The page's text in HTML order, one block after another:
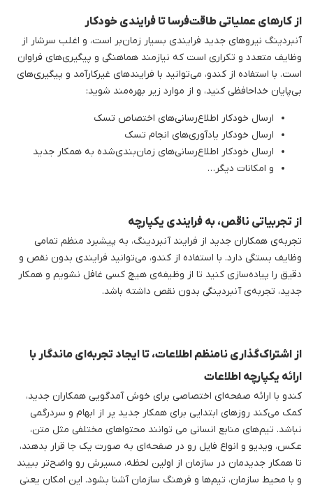
از کارهای عملیاتی طاقت‌فرسا تا فرایندی خودکار
آنبردینگ نیروهای جدید فرایندی بسیار زمان‌بر است، و اغلب سرشار از
وظایف متعدد و تکراری است که نیازمند هماهنگی و پیگیری‌های فراوان
است. با استفاده از کندو، می‌توانید با فرایندهای غیرکارآمد و پیگیری‌های
بی‌پایان خداحافظی کنید، و از موارد زیر بهره‌مند شوید:
ارسال خودکار اطلاع‌رسانی‌های اختصاص تسک
ارسال خودکار یادآوری‌های انجام تسک
ارسال خودکار اطلاع‌رسانی‌های زمان‌بندی‌شده به همکار جدید
و امکانات دیگر…
از تجربیاتی ناقص، به فرایندی یکپارچه
تجربه‌ی همکاران جدید از فرایند آنبردینگ، به پیشبرد منظم تمامی
وظایف بستگی دارد. با استفاده از کندو، می‌توانید فرایندی بدون نقص و
دقیق را پیاده‌سازی کنید تا از وظیفه‌ی هیچ کسی غافل نشویم و همکار
جدید، تجربه‌ی آنبردینگی بدون نقص داشته باشد.
از اشتراک‌گذاری نامنظم اطلاعات، تا ایجاد تجربه‌ای ماندگار با
ارائه یکپارچه اطلاعات
کندو با ارائه صفحه‌ای اختصاصی برای خوش ‌آمدگویی همکاران جدید،
کمک می‌کند روزهای ابتدایی برای همکار جدید پر از ابهام و سردرگمی
نباشد. تیم‌های منابع انسانی می ‌توانند محتواهای مختلفی مثل متن،
عکس، ویدیو و انواع فایل رو در صفحه‌ای ‌به ‌صورت یک ‌جا قرار بدهند،
تا همکار جدیدمان در سازمان از اولین لحظه، مسیرش رو واضح‌تر ببیند
و با محیط سازمان، تیم‌ها و فرهنگ سازمان آشنا بشود. این امکان یعنی